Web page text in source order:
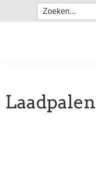
Zoeken...
Laadpalen